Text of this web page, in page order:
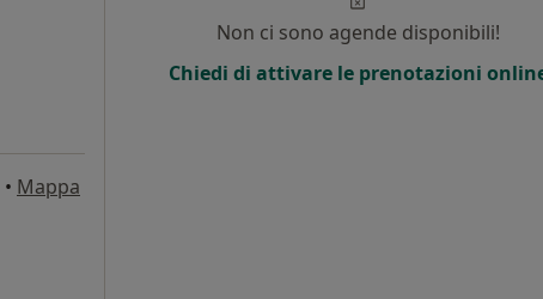
• Mappa
Non ci sono agende disponibili!
Chiedi di attivare le prenotazioni